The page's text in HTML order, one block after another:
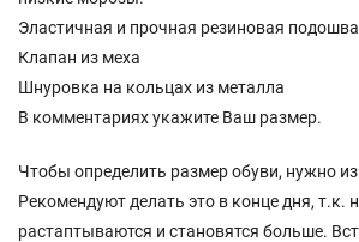
Эластичная и прочная резиновая подошва
Клапан из меха
Шнуровка на кольцах из металла
В комментариях укажите Ваш размер.
Чтобы определить размер обуви, нужно
Рекомендуют делать это в конце дня, т.к.
растаптываются и становятся больше.